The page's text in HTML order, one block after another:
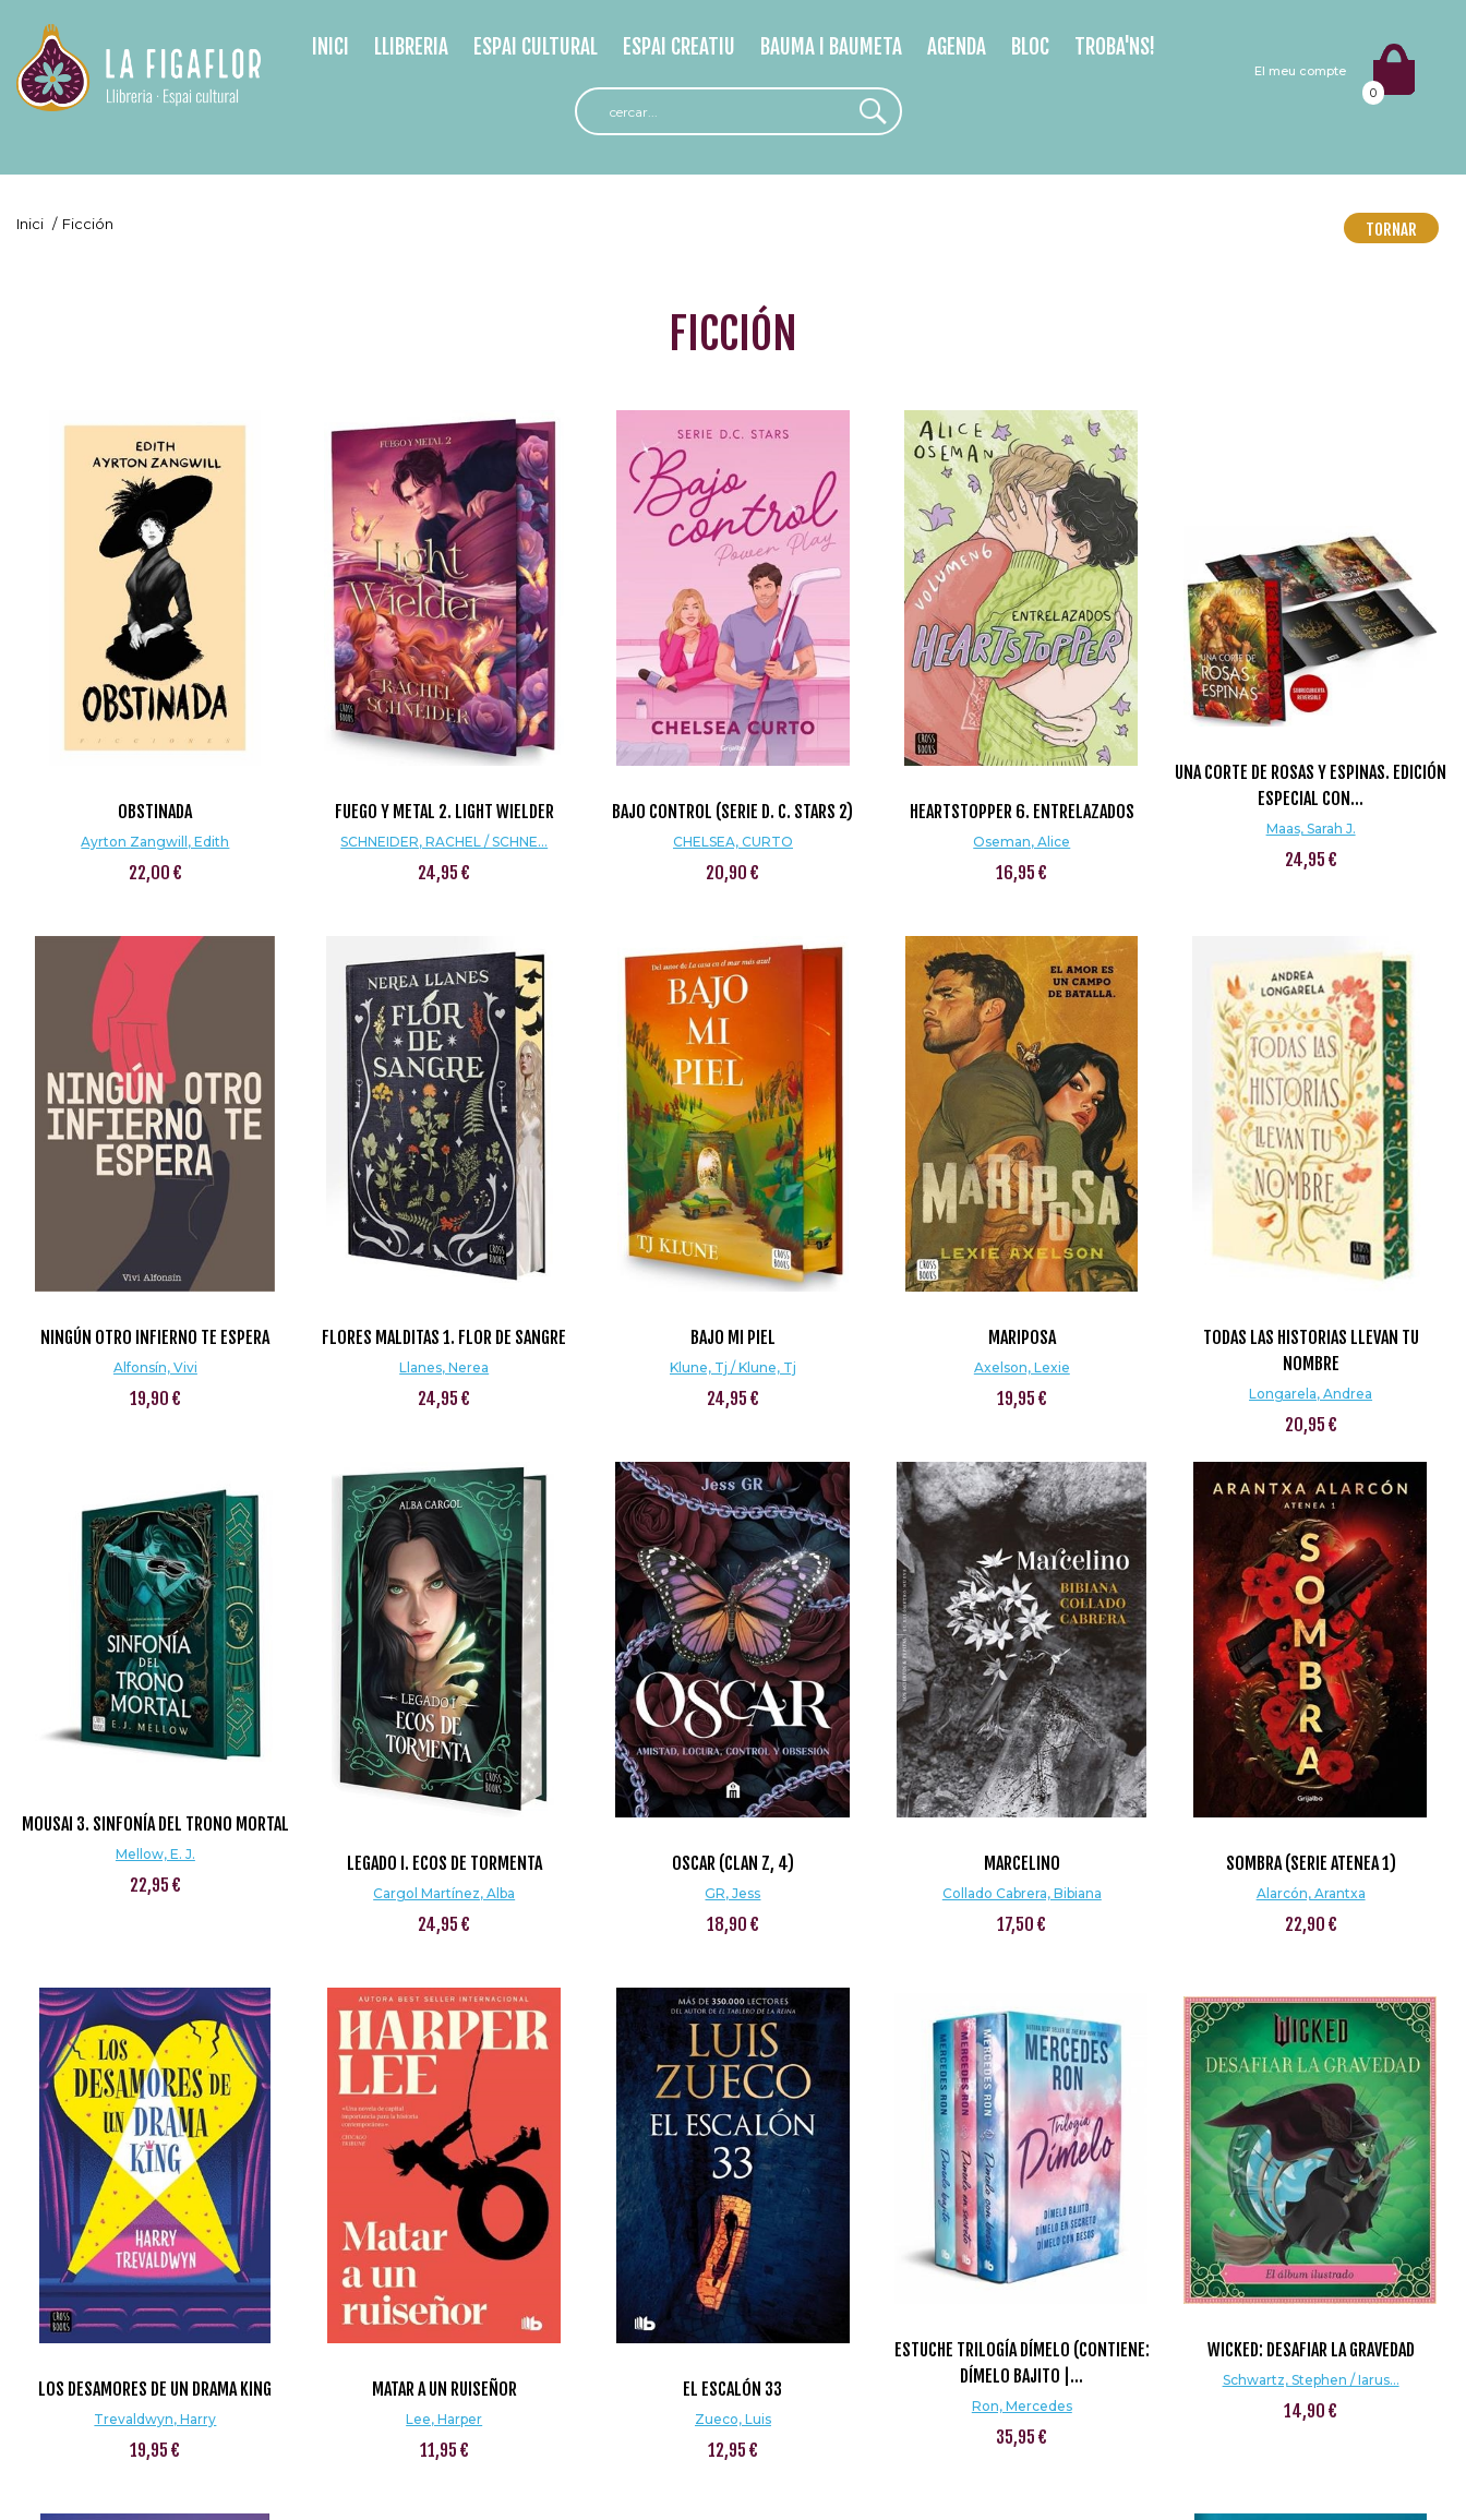
El meu compte
0
INICI LLIBRERIA ESPAI CULTURAL ESPAI CREATIU BAUMA I BAUMETA AGENDA BLOC TROBA'NS!
Inici / Ficción TORNAR
FICCIÓN
OBSTINADA
Ayrton Zangwill, Edith
22,00 €
FUEGO Y METAL 2. LIGHT WIELDER
SCHNEIDER, RACHEL / SCHNE...
24,95 €
BAJO CONTROL (SERIE D. C. STARS 2)
CHELSEA, CURTO
20,90 €
HEARTSTOPPER 6. ENTRELAZADOS
Oseman, Alice
16,95 €
UNA CORTE DE ROSAS Y ESPINAS. EDICIÓN
ESPECIAL CON...
Maas, Sarah J.
24,95 €
NINGÚN OTRO INFIERNO TE ESPERA
Alfonsín, Vivi
19,90 €
FLORES MALDITAS 1. FLOR DE SANGRE
Llanes, Nerea
24,95 €
BAJO MI PIEL
Klune, Tj / Klune, Tj
24,95 €
MARIPOSA
Axelson, Lexie
19,95 €
TODAS LAS HISTORIAS LLEVAN TU
NOMBRE
Longarela, Andrea
20,95 €
MOUSAI 3. SINFONÍA DEL TRONO MORTAL
Mellow, E. J.
22,95 €
LEGADO I. ECOS DE TORMENTA
Cargol Martínez, Alba
24,95 €
OSCAR (CLAN Z, 4)
GR, Jess
18,90 €
MARCELINO
Collado Cabrera, Bibiana
17,50 €
SOMBRA (SERIE ATENEA 1)
Alarcón, Arantxa
22,90 €
LOS DESAMORES DE UN DRAMA KING
Trevaldwyn, Harry
19,95 €
MATAR A UN RUISEÑOR
Lee, Harper
11,95 €
EL ESCALÓN 33
Zueco, Luis
12,95 €
ESTUCHE TRILOGÍA DÍMELO (CONTIENE:
DÍMELO BAJITO |...
Ron, Mercedes
35,95 €
WICKED: DESAFIAR LA GRAVEDAD
Schwartz, Stephen / Iarus...
14,90 €